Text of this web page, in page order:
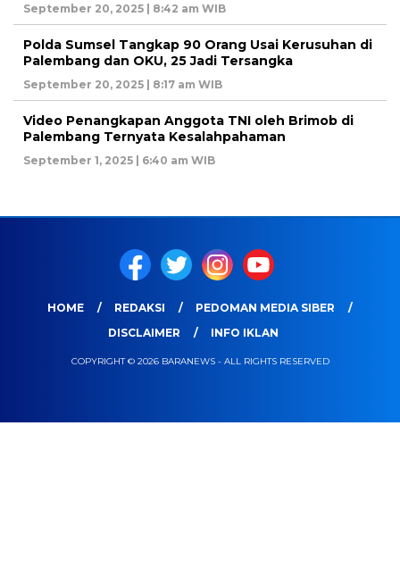
September 20, 2025 | 8:42 am WIB
Polda Sumsel Tangkap 90 Orang Usai Kerusuhan di
Palembang dan OKU, 25 Jadi Tersangka
September 20, 2025 | 8:17 am WIB
Video Penangkapan Anggota TNI oleh Brimob di
Palembang Ternyata Kesalahpahaman
September 1, 2025 | 6:40 am WIB
HOME REDAKSI
PEDOMAN MEDIA SIBER
DISCLAIMER
INFO IKLAN
COPYRIGHT © 2026 BARANEWS - ALL RIGHTS RESERVED